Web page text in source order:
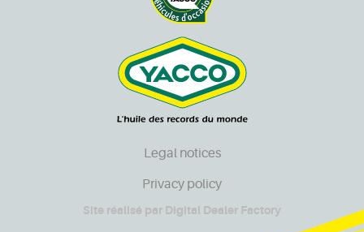
Legal notices
Privacy policy
Site réalisé par Digital Dealer Factory